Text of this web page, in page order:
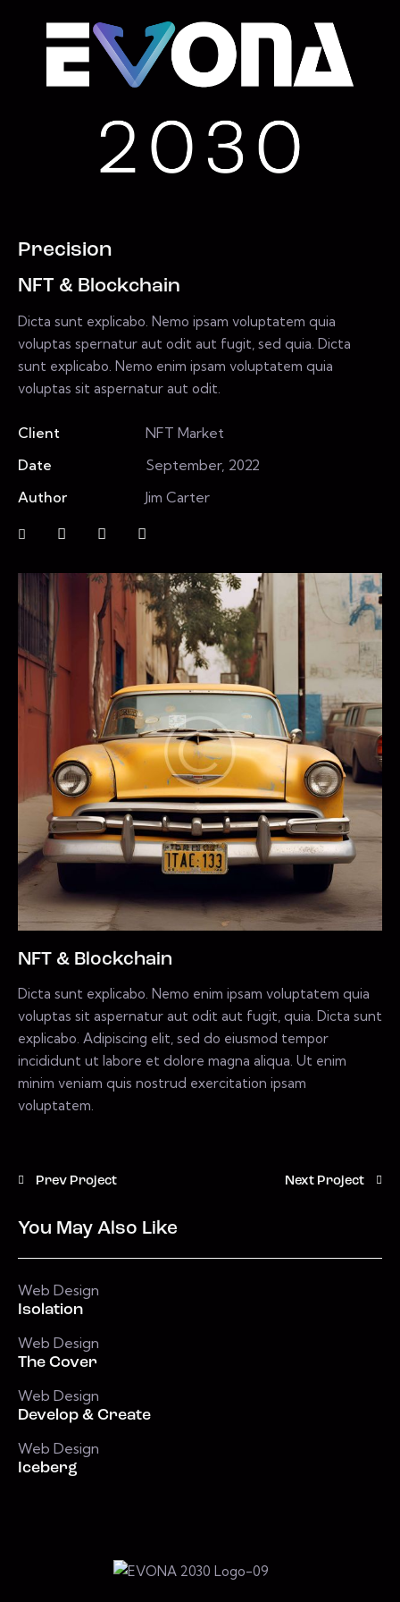
Precision
NFT & Blockchain
Dicta sunt explicabo. Nemo enim ipsam voluptatem quia
voluptas sit aspernatur aut odit aut fugit, quia. Dicta sunt
explicabo. Adipiscing elit, sed do eiusmod tempor
incididunt ut labore et dolore magna aliqua. Ut enim
minim veniam quis nostrud exercitation ipsam
voluptatem.
NFT & Blockchain
Dicta sunt explicabo. Nemo ipsam voluptatem quia
voluptas spernatur aut odit aut fugit, sed quia. Dicta
sunt explicabo. Nemo enim ipsam voluptatem quia
voluptas sit aspernatur aut odit.
Client
NFT Market
Date
September, 2022
Author
Jim Carter
Prev Project Next Project
You May Also Like
Web Design
Isolation
Web Design
The Cover
Web Design
Develop & Create
Web Design
Iceberg